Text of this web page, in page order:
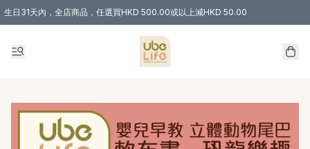
生日31天內，全店商品，任選買HKD 500.00或以上減HKD 50.00
購物滿 HKD 300.00即享免運費優惠！（適用於 特定的送貨方式 )